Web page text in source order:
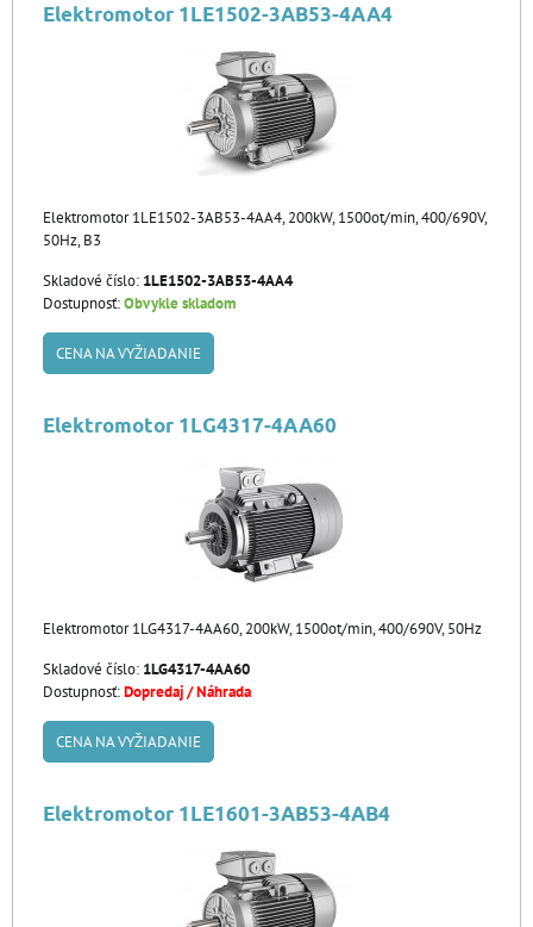
Elektromotor 1LE1502-3AB53-4AA4
Elektromotor 1LE1502-3AB53-4AA4, 200kW, 1500ot/min, 400/690V,
50Hz, B3
Skladové číslo: 1LE1502-3AB53-4AA4
Dostupnosť:Obvykle skladom
CENA NA VYŽIADANIE
Elektromotor 1LG4317-4AA60
Elektromotor 1LG4317-4AA60, 200kW, 1500ot/min, 400/690V, 50Hz
Skladové číslo: 1LG4317-4AA60
Dostupnosť:Dopredaj / Náhrada
CENA NA VYŽIADANIE
Elektromotor 1LE1601-3AB53-4AB4